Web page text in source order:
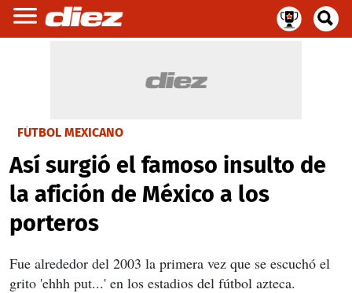
FÚTBOL MEXICANO
Así surgió el famoso insulto de
la afición de México a los
porteros
Fue alrededor del 2003 la primera vez que se escuchó el
grito 'ehhh put...' en los estadios del fútbol azteca.